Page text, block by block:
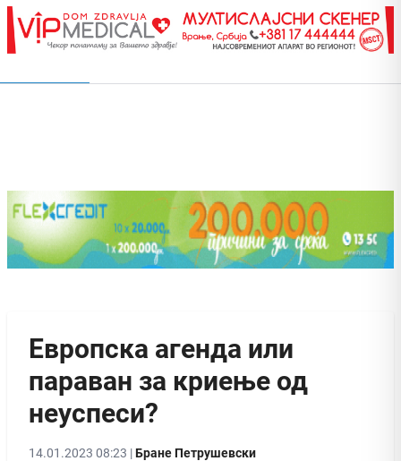
Европска агенда или
параван за криење од
неуспеси?
14.01.2023 08:23 |Бране Петрушевски